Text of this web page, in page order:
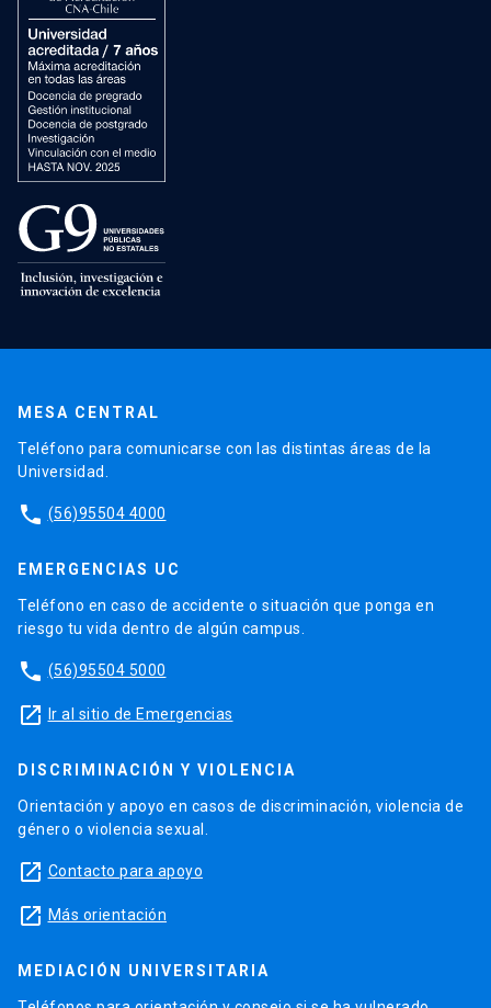
MESA CENTRAL
Teléfono para comunicarse con las distintas áreas de la
Universidad.
phone (56)95504 4000
EMERGENCIAS UC
Teléfono en caso de accidente o situación que ponga en
riesgo tu vida dentro de algún campus.
phone (56)95504 5000
launch Ir al sitio de Emergencias
DISCRIMINACIÓN Y VIOLENCIA
Orientación y apoyo en casos de discriminación, violencia de
género o violencia sexual.
launch Contacto para apoyo
launch Más orientación
MEDIACIÓN UNIVERSITARIA